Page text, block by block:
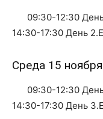
09:30-12:30
14:30-17:30 День
Среда 15 ноября
09:30-12:30
14:30-17:30 День